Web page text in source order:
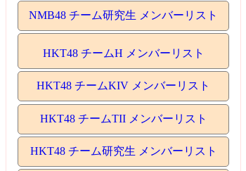
NMB48 チーム研究生 メンバーリスト
HKT48 チームH メンバーリスト
HKT48 チームKIV メンバーリスト
HKT48 チームTII メンバーリスト
HKT48 チーム研究生 メンバーリスト